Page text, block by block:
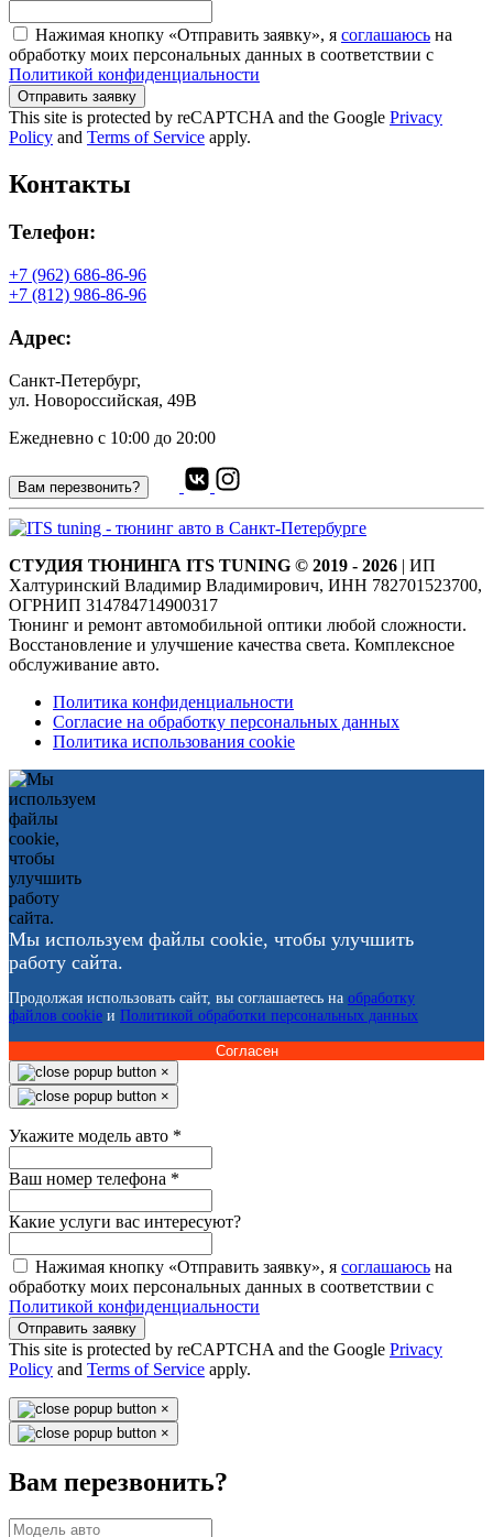
Нажимая кнопку «Отправить заявку», я соглашаюсь на
обработку моих персональных данных в соответствии с
Политикой конфиденциальности
Отправить заявку
This site is protected by reCAPTCHA and the Google Privacy
Policy and Terms of Service apply.
Контакты
Телефон:
+7 (962) 686-86-96
+7 (812) 986-86-96
Адрес:
Санкт-Петербург,
ул. Новороссийская, 49В
Ежедневно с 10:00 до 20:00
Вам перезвонить?
СТУДИЯ ТЮНИНГА ITS TUNING © 2019 - 2026 | ИП
Халтуринский Владимир Владимирович, ИНН 782701523700,
ОГРНИП 314784714900317
Тюнинг и ремонт автомобильной оптики любой сложности.
Восстановление и улучшение качества света. Комплексное
обслуживание авто.
Политика конфиденциальности
Согласие на обработку персональных данных
Политика использования cookie
Мы используем файлы cookie, чтобы улучшить
работу сайта.
Продолжая использовать сайт, вы соглашаетесь на обработку
файлов cookie и Политикой обработки персональных данных
Согласен
×
×
Укажите модель авто *
Ваш номер телефона *
Какие услуги вас интересуют?
Нажимая кнопку «Отправить заявку», я соглашаюсь на
обработку моих персональных данных в соответствии с
Политикой конфиденциальности
Отправить заявку
This site is protected by reCAPTCHA and the Google Privacy
Policy and Terms of Service apply.
×
×
Вам перезвонить?